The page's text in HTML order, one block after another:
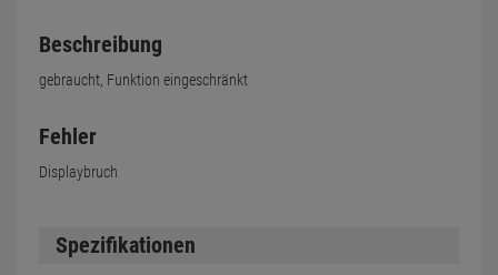
Beschreibung
gebraucht, Funktion eingeschränkt
Fehler
Displaybruch
Spezifikationen